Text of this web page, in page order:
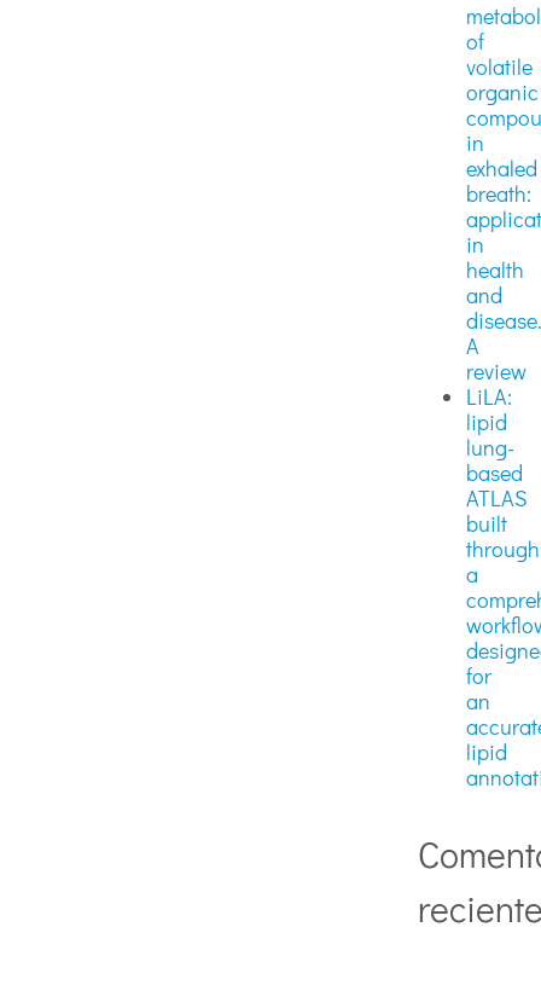
of
volatile
organic
in
exhaled
breath:
in
health
and
A
review
LiLA:
lipid
lung-
based
ATLAS
built
through
a
for
an
lipid